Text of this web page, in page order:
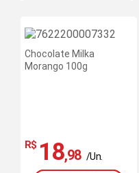
novidade
Chocolate Milka
Morango 100g
R$ 18,98 /Un.